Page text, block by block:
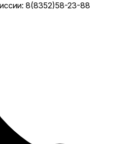
8(8352)58-23-88